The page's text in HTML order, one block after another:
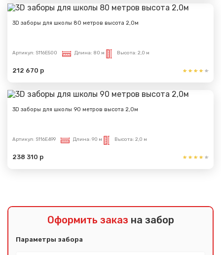
3D заборы для школы 80 метров высота 2,0м
Артикул: S116E500 Длина: 80 м Высота: 2,0 м
212 670 р
3D заборы для школы 90 метров высота 2,0м
Артикул: S116E499 Длина: 90 м Высота: 2,0 м
238 310 р
Оформить заказ на забор
Параметры забора